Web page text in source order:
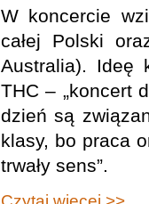
W koncercie
całej Polski
Australia). Ideę
THC – „koncert
dzień są
klasy, bo praca
trwały sens”.